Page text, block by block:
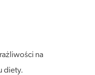
na
diety.